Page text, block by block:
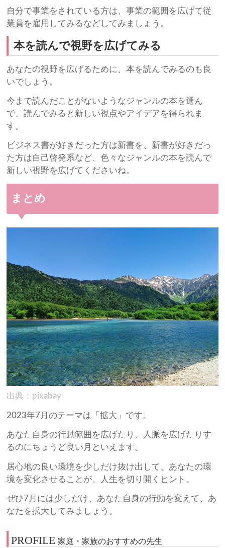
自分で事業をされている方は、事業の範囲を広げて従
業員を雇用してみるなどしてみましょう。
本を読んで視野を広げてみる
あなたの視野を広げるために、本を読んでみるのも良
いでしょう。
今まで読んだことがないようなジャンルの本を選ん
で、読んでみると新しい視点やアイデアを得られま
す。
ビジネス書が好きだった方は新書を、新書が好きだっ
た方は自己啓発系など、色々なジャンルの本を読んで
新しい視野を広げてくださいね。
まとめ
出典：pixabay
2023年7月のテーマは「拡大」です。
あなた自身の行動範囲を広げたり、人脈を広げたりす
るのにちょうど良い月といえます。
居心地の良い環境を少しだけ抜け出して、あなたの環
境を変化させることが、人生を切り開くヒント。
ぜひ7月には少しだけ、あなた自身の行動を変えて、あ
なたを拡大してみましょう。
PROFILE 家庭・家族のおすすめの先生